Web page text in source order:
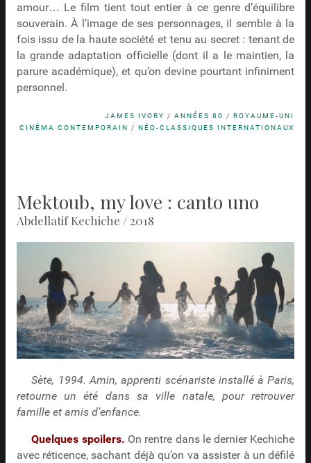
amour… Le film tient tout entier à ce genre d’équilibre
souverain. À l’image de ses personnages, il semble à la
fois issu de la haute société et tenu au secret : tenant de
la grande adaptation officielle (dont il a le maintien, la
parure académique), et qu’on devine pourtant infiniment
personnel.
JAMES IVORY /ANNÉES 80 /ROYAUME-UNI
CINÉMA CONTEMPORAIN /NÉO-CLASSIQUES INTERNATIONAUX
Mektoub, my love : canto uno
Abdellatif Kechiche / 2018
Sète, 1994. Amin, apprenti scénariste installé à Paris,
retourne un été dans sa ville natale, pour retrouver
famille et amis d’enfance.
Quelques spoilers. On rentre dans le dernier Kechiche
avec réticence, sachant déjà qu’on va assister à un défilé